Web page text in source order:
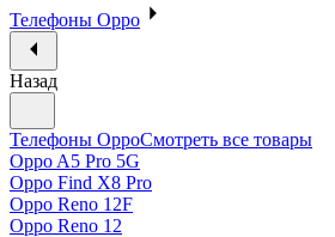
Телефоны Oppo
Назад
Телефоны OppoСмотреть все товары
Oppo A5 Pro 5G
Oppo Find X8 Pro
Oppo Reno 12F
Oppo Reno 12